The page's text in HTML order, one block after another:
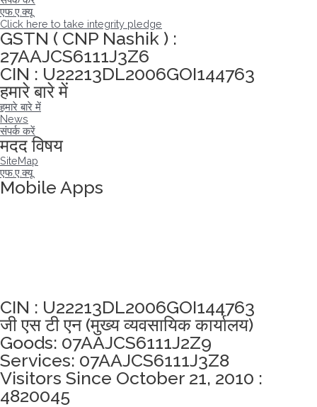
एफ.ए.क्यू
Click here to take integrity pledge
GSTN ( CNP Nashik ) :
27AAJCS6111J3Z6
CIN : U22213DL2006GOI144763
हमारे बारे में
हमारे बारे में
News
संपर्क करें
मदद विषय
SiteMap
एफ.ए.क्यू
Mobile Apps
CIN : U22213DL2006GOI144763
जी एस टी एन (मुख्य व्यवसायिक कार्यालय)
Goods: 07AAJCS6111J2Z9
Services: 07AAJCS6111J3Z8
Visitors Since October 21, 2010 :
4820045